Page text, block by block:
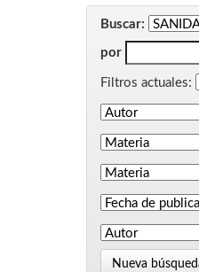
Buscar:
por
Filtros actuales:
Nueva